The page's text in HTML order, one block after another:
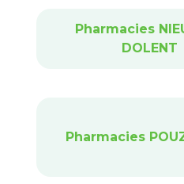
Pharmacies
DOLENT
Pharmacies